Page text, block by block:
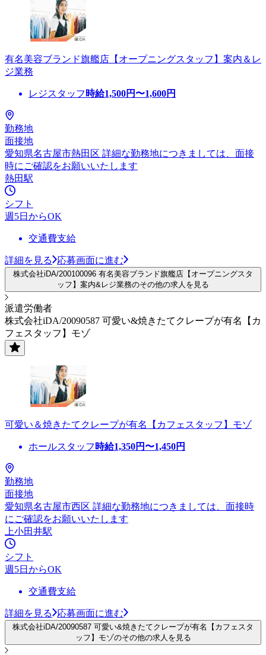
有名美容ブランド旗艦店【オープニングスタッフ】案内＆レ
ジ業務
レジスタッフ 時給1,500円〜1,600円
勤務地
面接地
愛知県名古屋市熱田区 詳細な勤務地につきましては、面接
時にご確認をお願いいたします
熱田駅
シフト
週5日からOK
交通費支給
詳細を見る 応募画面に進む
株式会社iDA/200100096 有名美容ブランド旗艦店【オープニングスタ
ッフ】案内&レジ業務のその他の求人を見る
派遣労働者
株式会社iDA/20090587 可愛い&焼きたてクレープが有名【カ
フェスタッフ】モゾ
可愛い＆焼きたてクレープが有名【カフェスタッフ】モゾ
ホールスタッフ 時給1,350円〜1,450円
勤務地
面接地
愛知県名古屋市西区 詳細な勤務地につきましては、面接時
にご確認をお願いいたします
上小田井駅
シフト
週5日からOK
交通費支給
詳細を見る 応募画面に進む
株式会社iDA/20090587 可愛い&焼きたてクレープが有名【カフェスタ
ッフ】モゾのその他の求人を見る